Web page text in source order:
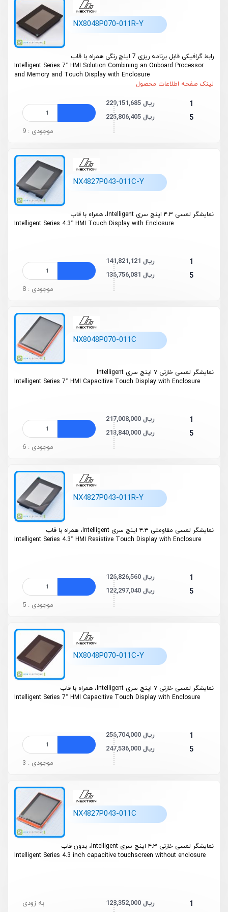
NX8048P070-011R-Y
رابط گرافیکی قابل برنامه ریزی 7 اینچ رنگی همراه با قاب
Intelligent Series 7” HMI Solution Combining an Onboard Processor
and Memory and Touch Display with Enclosure
لینک صفحه اطلاعات محصول
1 229,151,685 ریال
5
225,806,405 ریال
موجودی : 9
NX4827P043-011C-Y
نمایشگر لمسی ۴.۳ اینچ سری Intelligent، همراه با قاب
Intelligent Series 4.3” HMI Touch Display with Enclosure
1 141,821,121 ریال
5
136,756,081 ریال
موجودی : 8
NX8048P070-011C
نمایشگر لمسی خازنی ۷ اینچ سری Intelligent
Intelligent Series 7” HMI Capacitive Touch Display with Enclosure
1 217,008,000 ریال
5
213,840,000 ریال
موجودی : 6
NX4827P043-011R-Y
نمایشگر لمسی مقاومتی ۴.۳ اینچ سری Intelligent، همراه با قاب
Intelligent Series 4.3” HMI Resistive Touch Display with Enclosure
1 126,826,560 ریال
5
122,297,040 ریال
موجودی : 5
NX8048P070-011C-Y
نمایشگر لمسی خازنی ۷ اینچ سری Intelligent، همراه با قاب
Intelligent Series 7” HMI Capacitive Touch Display with Enclosure
1 256,704,000 ریال
5
247,536,000 ریال
موجودی : 3
NX4827P043-011C
نمایشگر لمسی خازنی ۴.۳ اینچ سری Intelligent، بدون قاب
Intelligent Series 4.3 inch capacitive touchscreen without enclosure
1 128,352,000 ریال به زودی